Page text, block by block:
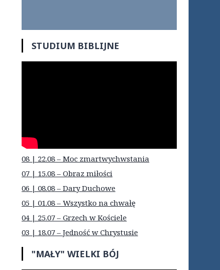
STUDIUM BIBLIJNE
08 | 22.08 – Moc zmartwychwstania
07 | 15.08 – Obraz miłości
06 | 08.08 – Dary Duchowe
05 | 01.08 – Wszystko na chwałę
04 | 25.07 – Grzech w Kościele
03 | 18.07 – Jedność w Chrystusie
"MAŁY" WIELKI BÓJ